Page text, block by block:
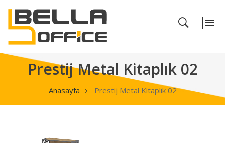
Prestij Metal Kitaplık 02
Anasayfa Prestij Metal Kitaplık 02